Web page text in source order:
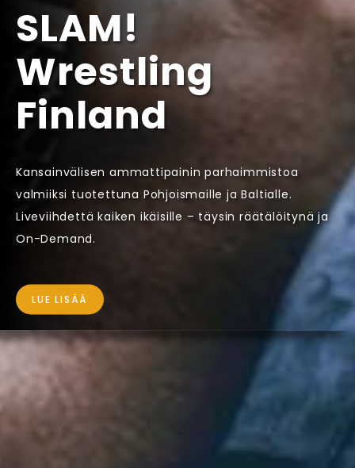
SLAM!
Wrestling
Finland
Kansainvälisen ammattipainin parhaimmistoa
valmiiksi tuotettuna Pohjoismaille ja Baltialle.
Liveviihdettä kaiken ikäisille – täysin räätälöitynä ja
On-Demand.
LUE LISÄÄ